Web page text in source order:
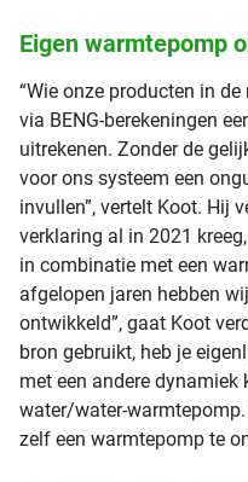
Eigen warmtepomp
“Wie onze producten in
via BENG-berekeningen
uitrekenen. Zonder de
voor ons systeem een
invullen”, vertelt Koot. Hij
verklaring al in 2021
in combinatie met een
afgelopen jaren hebben
ontwikkeld”, gaat Koot
bron gebruikt, heb je
met een andere dynamiek
water/water-
zelf een warmtepomp te